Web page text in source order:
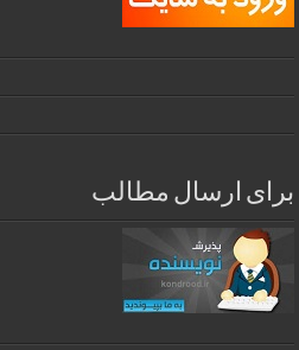
برای ارسال مطالب